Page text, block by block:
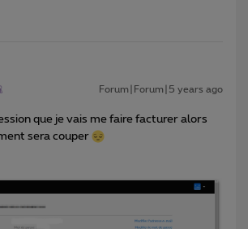
Forum|Forum|5 years ago
que je vais me faire facturer alors
sera couper